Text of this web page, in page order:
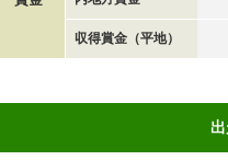
収得賞金（平地）